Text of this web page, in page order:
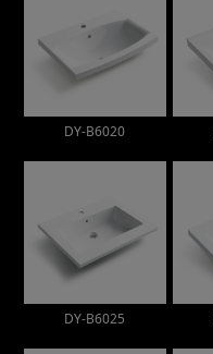
DY-B6020
DY-B6025